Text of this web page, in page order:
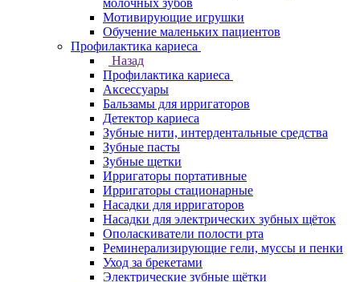
молочных зубов
Мотивирующие игрушки
Обучение маленьких пациентов
Профилактика кариеса
Назад
Профилактика кариеса
Аксессуары
Бальзамы для ирригаторов
Детектор кариеса
Зубные нити, интердентальные средства
Зубные пасты
Зубные щетки
Ирригаторы портативные
Ирригаторы стационарные
Насадки для ирригаторов
Насадки для электрических зубных щёток
Ополаскиватели полости рта
Реминерализирующие гели, муссы и пенки
Уход за брекетами
Электрические зубные щётки